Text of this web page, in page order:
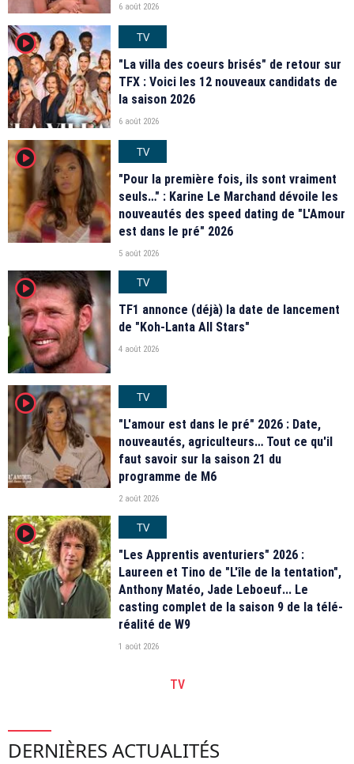
6 août 2026
player2
TV
"La villa des coeurs brisés" de retour sur
TFX : Voici les 12 nouveaux candidats de
la saison 2026
6 août 2026
player2
TV
"Pour la première fois, ils sont vraiment
seuls…" : Karine Le Marchand dévoile les
nouveautés des speed dating de "L'Amour
est dans le pré" 2026
5 août 2026
player2
TV
TF1 annonce (déjà) la date de lancement
de "Koh-Lanta All Stars"
4 août 2026
player2
TV
"L'amour est dans le pré" 2026 : Date,
nouveautés, agriculteurs… Tout ce qu'il
faut savoir sur la saison 21 du
programme de M6
2 août 2026
player2
TV
"Les Apprentis aventuriers" 2026 :
Laureen et Tino de "L'île de la tentation",
Anthony Matéo, Jade Leboeuf... Le
casting complet de la saison 9 de la télé-
réalité de W9
1 août 2026
TV
DERNIÈRES ACTUALITÉS